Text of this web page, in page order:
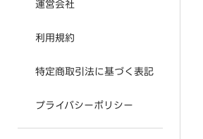
運営会社
利用規約
特定商取引法に基づく表記
プライバシーポリシー